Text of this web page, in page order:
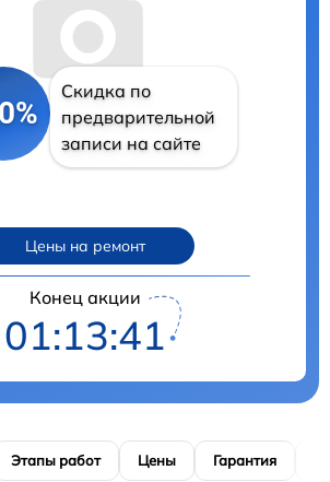
Скидка по
предварительной
записи на сайте
Цены на ремонт
Конец акции
01:13:40
Этапы работ Цены Гарантия